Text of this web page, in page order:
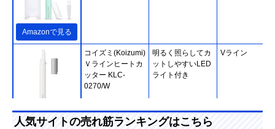
Amazonで見る
Amazonで見る
コイズミ(Koizumi)
Ｖラインヒートカ
ッター KLC-
0270/W
明るく照らしてカ
ットしやすいLED
ライト付き
Vライン
人気サイトの売れ筋ランキングはこちら